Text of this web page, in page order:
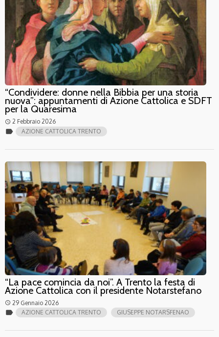
“Condividere: donne nella Bibbia per una storia
nuova”: appuntamenti di Azione Cattolica e SDFT
per la Quaresima
access_time 2 Febbraio 2026
label AZIONE CATTOLICA TRENTO
“La pace comincia da noi”. A Trento la festa di
Azione Cattolica con il presidente Notarstefano
access_time 29 Gennaio 2026
label AZIONE CATTOLICA TRENTO GIUSEPPE NOTARSFENAO